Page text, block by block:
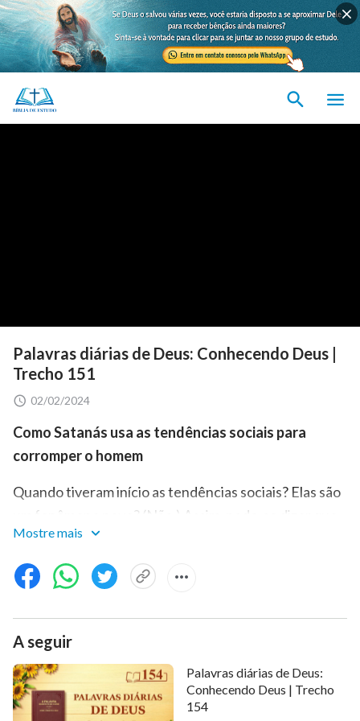
Palavras diárias de Deus: Conhecendo Deus |
Trecho 151
02/02/2024
Como Satanás usa as tendências sociais para
corromper o homem
Quando tiveram início as tendências sociais? Elas são
um fenômeno novo? (Não.) Assim, pode-se dizer que
as tendências sociais passaram a existir quando
Satanás começou a corromper as pessoas? (Sim.) O
que as tendências sociais incluem? (Estilo de vestir e
frequentemente têm contato. Estilo de vestir, moda e
tendências, isso é um pequeno aspecto. Há algo mais?
Os ditos populares de que as pessoas falam com
frequência também contam? Os estilos de vida que as
Mostre mais
A seguir
Palavras diárias de Deus:
Conhecendo Deus | Trecho
154